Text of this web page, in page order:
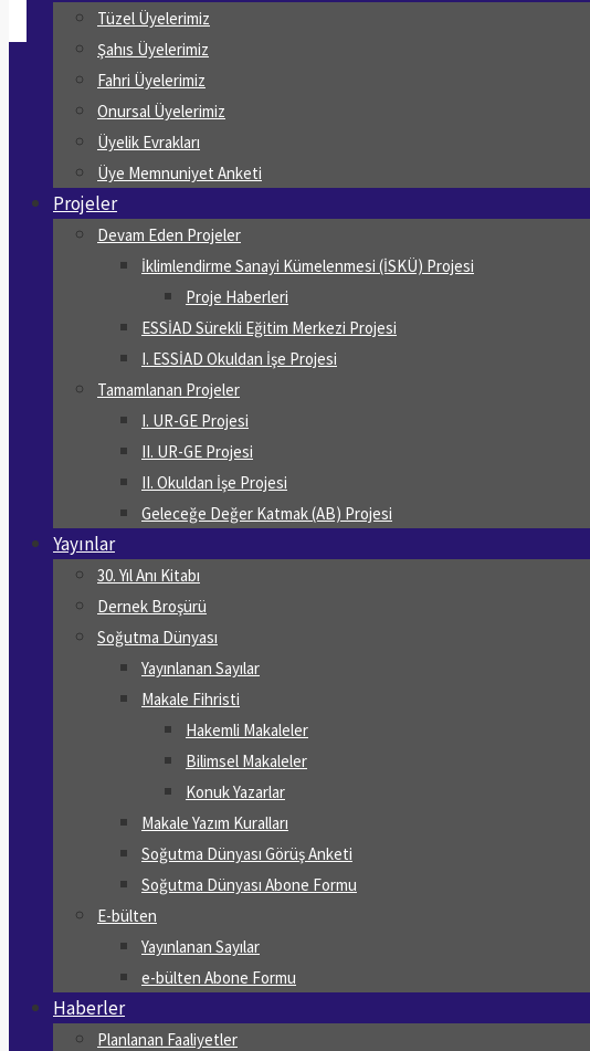
Tüzel Üyelerimiz
Şahıs Üyelerimiz
Fahri Üyelerimiz
Onursal Üyelerimiz
Üyelik Evrakları
Üye Memnuniyet Anketi
Projeler
Devam Eden Projeler
İklimlendirme Sanayi Kümelenmesi (İSKÜ) Projesi
Proje Haberleri
ESSİAD Sürekli Eğitim Merkezi Projesi
I. ESSİAD Okuldan İşe Projesi
Tamamlanan Projeler
I. UR-GE Projesi
II. UR-GE Projesi
II. Okuldan İşe Projesi
Geleceğe Değer Katmak (AB) Projesi
Yayınlar
30. Yıl Anı Kitabı
Dernek Broşürü
Soğutma Dünyası
Yayınlanan Sayılar
Makale Fihristi
Hakemli Makaleler
Bilimsel Makaleler
Konuk Yazarlar
Makale Yazım Kuralları
Soğutma Dünyası Görüş Anketi
Soğutma Dünyası Abone Formu
E-bülten
Yayınlanan Sayılar
e-bülten Abone Formu
Haberler
Planlanan Faaliyetler